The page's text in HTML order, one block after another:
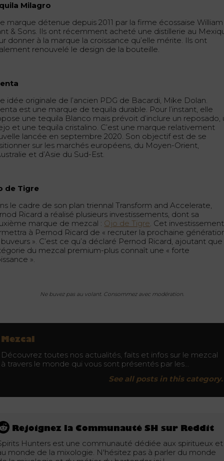
Milagro
marque détenue depuis 2011 par la firme écossaise William
& Sons. Ils ont récemment acheté une distillerie au
donner à la marque la croissance qu’elle mérite. Ils ont
renouvelé le design de la bouteille.
idée originale de l’ancien PDG de Bacardi, Mike Dolan.
est une marque de tequila durable. Pour l’instant, elle
une tequila Blanco mais prévoit d’inclure un reposado,
et une tequila cristalino. C’est une marque relativement
lancée en septembre 2020. Son objectif est de se
sur les marchés européens, du Moyen-Orient,
et d’Asie du Sud-Est.
de Tigre
le cadre de son plan triennal Transform and Accelerate,
Ricard a réalisé plusieurs investissements, dont sa
marque de mezcal : Ojo de Tigre. Cet investissement
à Pernod Ricard de « recruter la prochaine
». C’est ce qu’a déclaré Pernod Ricard, ajoutant que
du mezcal premium-plus connaît une « forte
».
Ne buvez pas au volant. Consommez avec modération.
Mezcal
Découvrez toutes nos actualités, faits et infos sur le mezcal
à travers le monde qui vous sont présentés par les…
See all posts in this category.
Rejoignez la Communauté SH sur Reddit
Hunters est une communauté dédiée aux spiritueux et
monde de la mixologie. N'hésitez pas à parler du monde